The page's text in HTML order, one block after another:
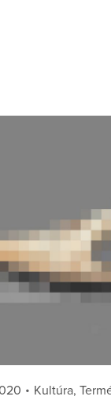
Categories
Kultúra,